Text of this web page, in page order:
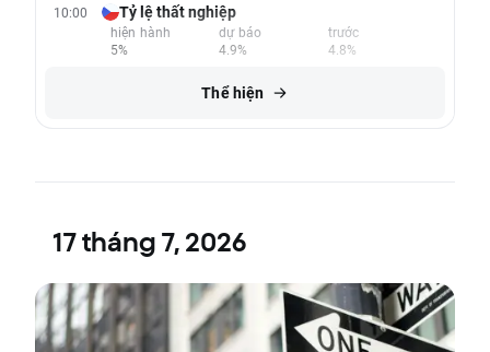
10:00 Tỷ lệ thất nghiệp
hiện hành
5%
dự báo
4.9%
trước
4.8%
Thể hiện
17 tháng 7, 2026